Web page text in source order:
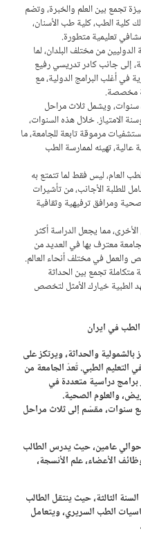
تجمع بين العلم والخبرة، وتضم
في ذلك كلية الطب، كلية طب الأسنان،
تعليمية متطورة.
من مختلف البلدان، لما
إلى جانب كادر تدريسي رفيع
في أغلب البرامج الدولية، مع
مخصصة.
برنامج الطب العام في الجامعة يستمر لمدة ۷ سنوات، ويشمل ثلاث مراحل
الامتياز. خلال هذه السنوات،
مرموقة تابعة للجامعة، ما
تهيئه لممارسة الطب
العام، ليس فقط لما تتمتع به
للطلبة الأجانب، من تأشيرات
ومرافق ترفيهية وثقافية
مما يجعل الدراسة أكثر
معترف بها في العديد من
والعمل في مختلف أنحاء العالم.
تجمع بين الحداثة
الطبية خيارك الأمثل لتخصص
في ايران
والحداثة، ويرتكز على
التعليم الطبي. تُعدّ الجامعة من
برامج دراسية متعددة في
والعلوم الصحية.
سنوات، مقسّم إلى ثلاث مراحل
حوالي عامين، حيث يدرس الطالب
الأعضاء، علم الأنسجة،
الثالثة، حيث ينتقل الطالب
الطب السريري، ويتعامل